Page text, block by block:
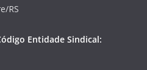
RS
Entidade Sindical: